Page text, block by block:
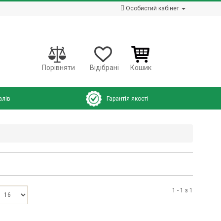
Особистий кабінет
Порівняти Відібрані Кошик
Гарантія якості
1 - 1 з 1